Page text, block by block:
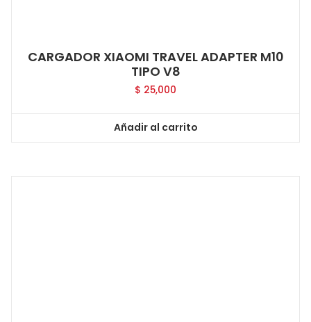
CARGADOR XIAOMI TRAVEL ADAPTER M10
TIPO V8
$ 25,000
Añadir al carrito